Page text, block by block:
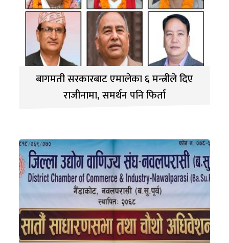
बागमती सरकारबाट एमालेका ६ मन्त्रीले दिए
राजीनामा, समर्थन पनि फिर्ता